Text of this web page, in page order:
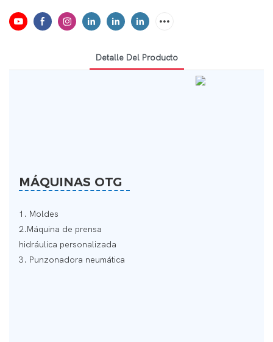
Detalle Del Producto
MÁQUINAS OTG
1. Moldes
2.Máquina de prensa
hidráulica personalizada
3. Punzonadora neumática